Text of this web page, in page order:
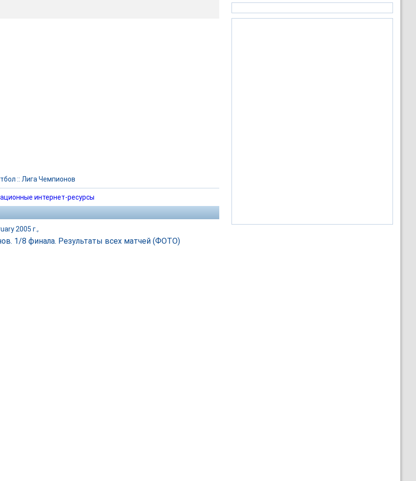
:: Лига Чемпионов
интернет-ресурсы
2005 г.,
1/8 финала. Результаты всех матчей (ФОТО)